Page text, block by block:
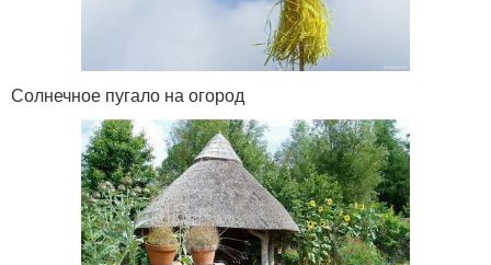
Солнечное пугало на огород